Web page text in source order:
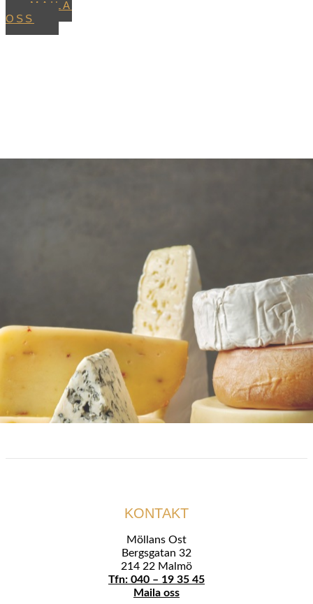
MAILA
OSS
KONTAKT
Möllans Ost
Bergsgatan 32
214 22 Malmö
Tfn: 040 – 19 35 45
Maila oss